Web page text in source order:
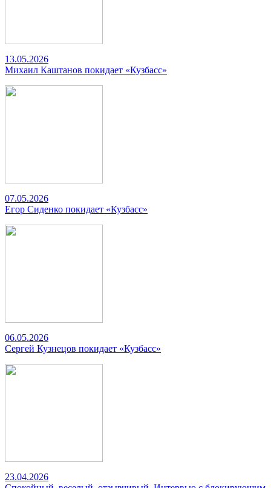
13.05.2026
Михаил Каштанов покидает «Кузбасс»
07.05.2026
Егор Сиденко покидает «Кузбасс»
06.05.2026
Сергей Кузнецов покидает «Кузбасс»
23.04.2026